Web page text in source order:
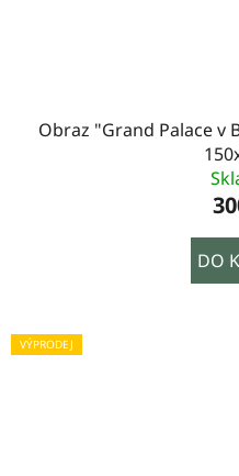
Obraz "Grand Palace v
DO
VÝPRODEJ